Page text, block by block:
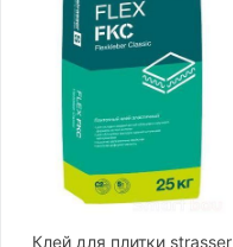
Клей для плитки strasser